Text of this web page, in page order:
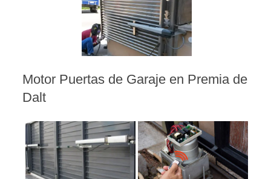
Motor Puertas de Garaje en Premia de
Dalt